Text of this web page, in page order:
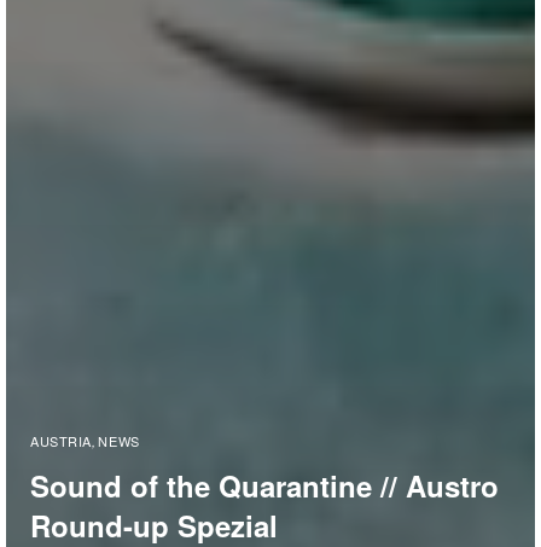
AUSTRIA NEWS
Sound of the Quarantine // Austro
Round-up Spezial